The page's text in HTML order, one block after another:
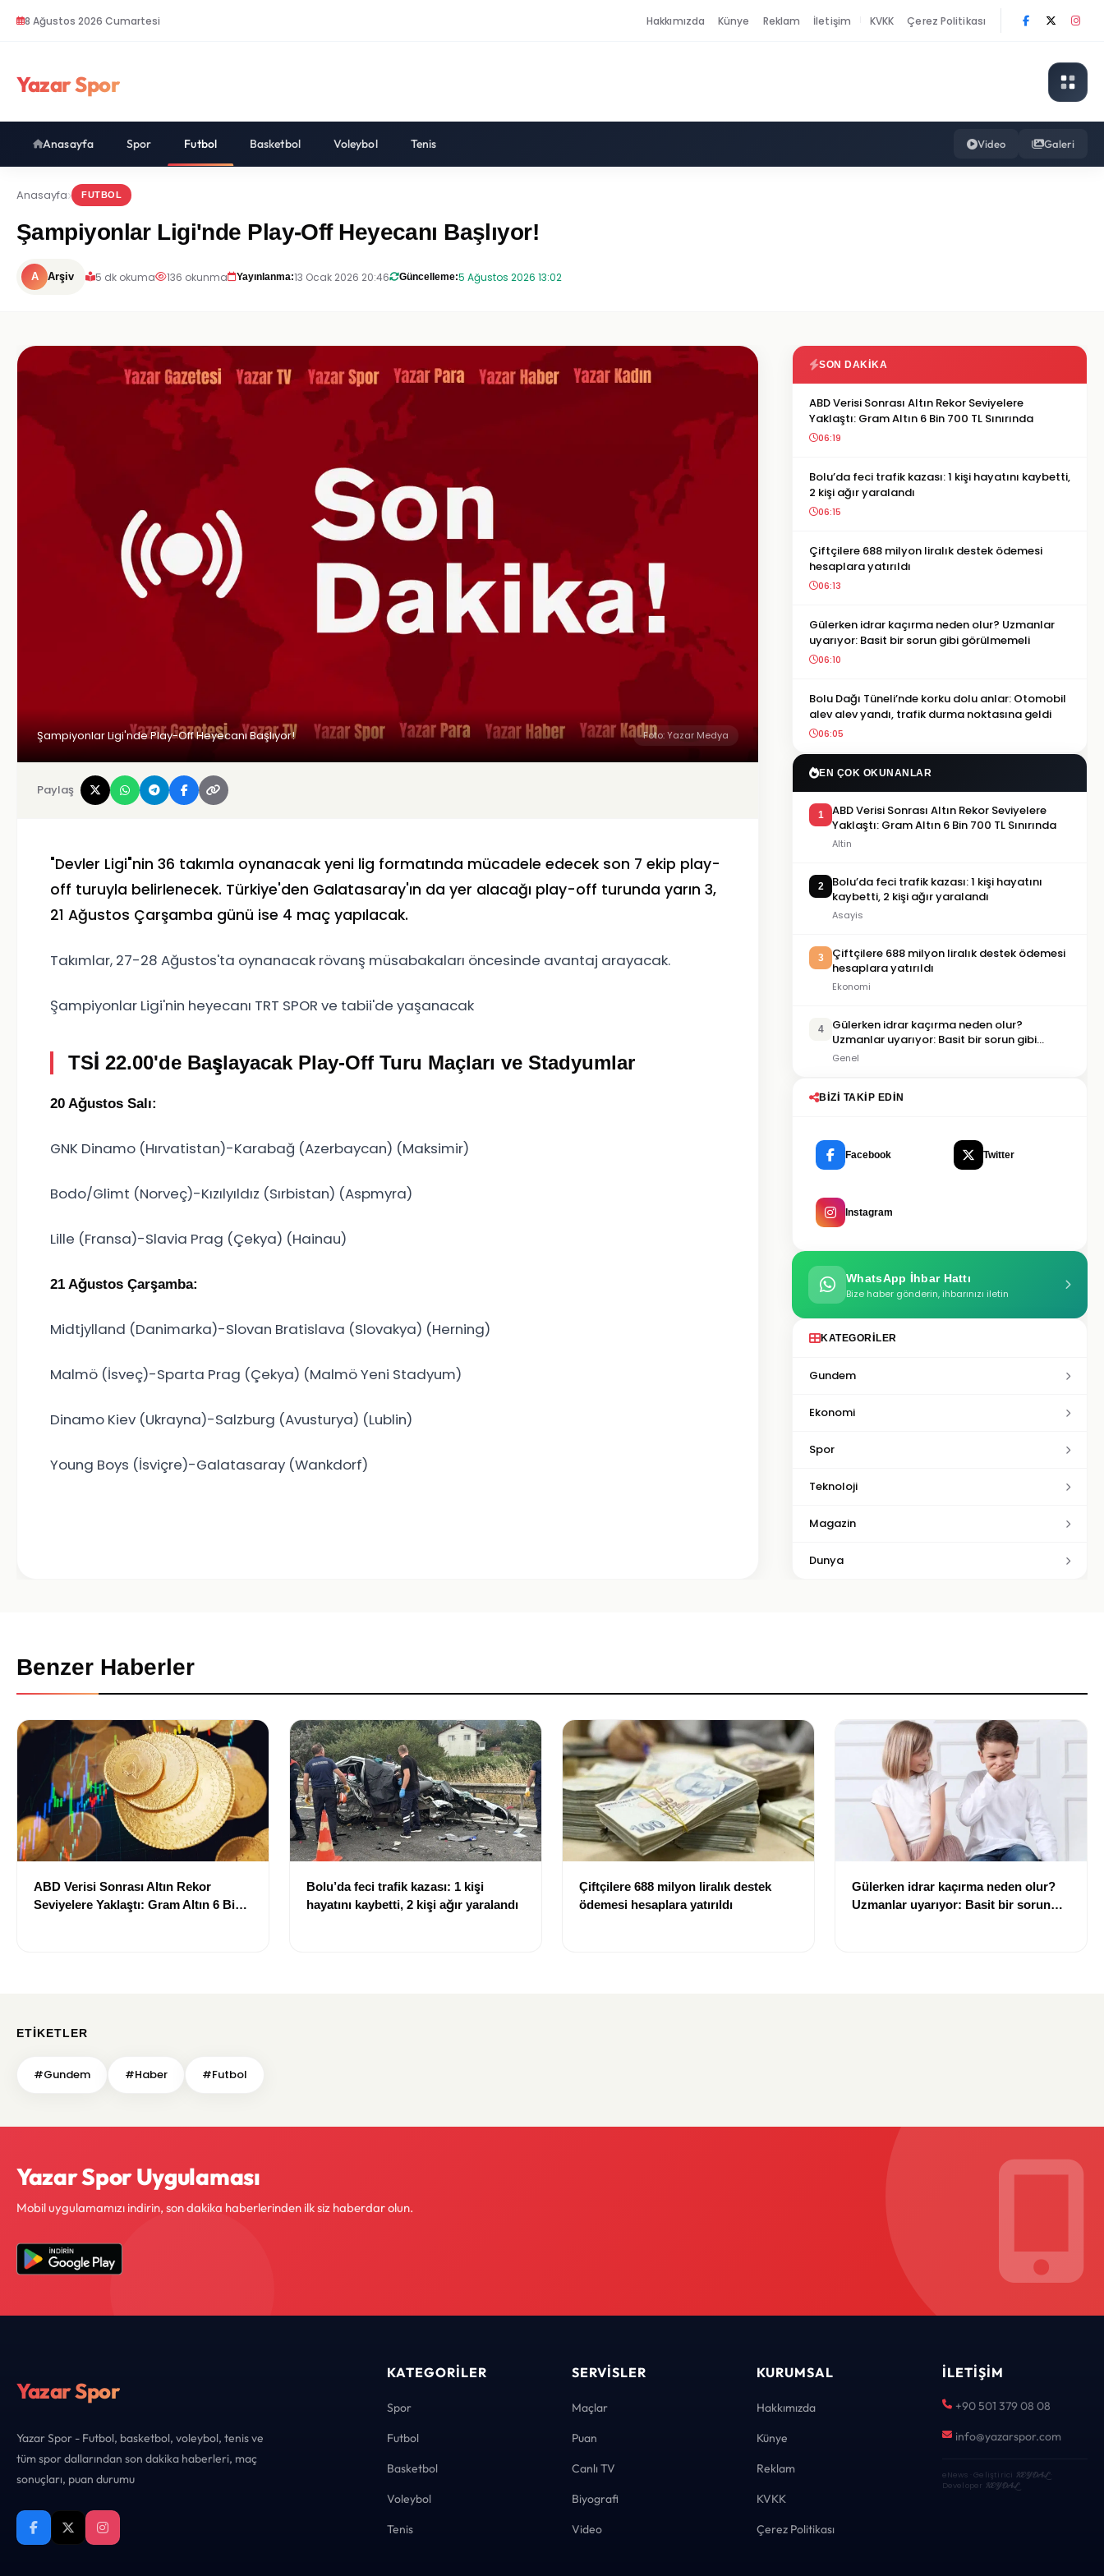
8 Ağustos 2026 Cumartesi Hakkımızda Künye Reklam İletişim KVKK Çerez Politikası
Yazar Spor
Anasayfa Spor Futbol Basketbol Voleybol Tenis Video Galeri
Anasayfa FUTBOL
Şampiyonlar Ligi'nde Play-Off Heyecanı Başlıyor!
A Arşiv 5 dk okuma 136 okunma Yayınlanma:13 Ocak 2026 20:46 Güncelleme:5 Ağustos 2026 13:02
Şampiyonlar Ligi'nde Play-Off Heyecanı Başlıyor! Foto: Yazar Medya
Paylaş
"Devler Ligi"nin 36 takımla oynanacak yeni lig formatında mücadele edecek son 7 ekip play-
off turuyla belirlenecek. Türkiye'den Galatasaray'ın da yer alacağı play-off turunda yarın 3,
21 Ağustos Çarşamba günü ise 4 maç yapılacak.
Takımlar, 27-28 Ağustos'ta oynanacak rövanş müsabakaları öncesinde avantaj arayacak.
Şampiyonlar Ligi'nin heyecanı TRT SPOR ve tabii'de yaşanacak
TSİ 22.00'de Başlayacak Play-Off Turu Maçları ve Stadyumlar
20 Ağustos Salı:
GNK Dinamo (Hırvatistan)-Karabağ (Azerbaycan) (Maksimir)
Bodo/Glimt (Norveç)-Kızılyıldız (Sırbistan) (Aspmyra)
Lille (Fransa)-Slavia Prag (Çekya) (Hainau)
21 Ağustos Çarşamba:
Midtjylland (Danimarka)-Slovan Bratislava (Slovakya) (Herning)
Malmö (İsveç)-Sparta Prag (Çekya) (Malmö Yeni Stadyum)
Dinamo Kiev (Ukrayna)-Salzburg (Avusturya) (Lublin)
Young Boys (İsviçre)-Galatasaray (Wankdorf)
SON DAKIKA
ABD Verisi Sonrası Altın Rekor Seviyelere
Yaklaştı: Gram Altın 6 Bin 700 TL Sınırında
06:19
Bolu’da feci trafik kazası: 1 kişi hayatını kaybetti,
2 kişi ağır yaralandı
06:15
Çiftçilere 688 milyon liralık destek ödemesi
hesaplara yatırıldı
06:13
Gülerken idrar kaçırma neden olur? Uzmanlar
uyarıyor: Basit bir sorun gibi görülmemeli
06:10
Bolu Dağı Tüneli’nde korku dolu anlar: Otomobil
alev alev yandı, trafik durma noktasına geldi
06:05
EN ÇOK OKUNANLAR
1
ABD Verisi Sonrası Altın Rekor Seviyelere
Yaklaştı: Gram Altın 6 Bin 700 TL Sınırında
Altin
2
Bolu’da feci trafik kazası: 1 kişi hayatını
kaybetti, 2 kişi ağır yaralandı
Asayis
3
Çiftçilere 688 milyon liralık destek ödemesi
hesaplara yatırıldı
Ekonomi
4
Gülerken idrar kaçırma neden olur?
Uzmanlar uyarıyor: Basit bir sorun gibi
görülmemeli
Genel
BIZI TAKIP EDIN
Facebook Twitter
Instagram
WhatsApp İhbar Hattı
Bize haber gönderin, ihbarınızı iletin
KATEGORILER
Gundem
Ekonomi
Spor
Teknoloji
Magazin
Dunya
Benzer Haberler
ABD Verisi Sonrası Altın Rekor
Seviyelere Yaklaştı: Gram Altın 6 Bin
Bolu’da feci trafik kazası: 1 kişi
hayatını kaybetti, 2 kişi ağır yaralandı
Çiftçilere 688 milyon liralık destek
ödemesi hesaplara yatırıldı
Gülerken idrar kaçırma neden olur?
Uzmanlar uyarıyor: Basit bir sorun
ETIKETLER
#Gundem #Haber #Futbol
Yazar Spor Uygulaması
Mobil uygulamamızı indirin, son dakika haberlerinden ilk siz haberdar olun.
Yazar Spor
Yazar Spor - Futbol, basketbol, voleybol, tenis ve
tüm spor dallarından son dakika haberleri, maç
sonuçları, puan durumu
KATEGORILER
Spor
Futbol
Basketbol
Voleybol
Tenis
SERVISLER
Maçlar
Puan
Canlı TV
Biyografi
Video
KURUMSAL
Hakkımızda
Künye
Reklam
KVKK
Çerez Politikası
İLETIŞIM
+90 501 379 08 08
info@yazarspor.com
eNews · Geliştirici KEYDAL·
Developer KEYDAL